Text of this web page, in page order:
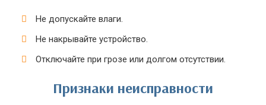
Не допускайте влаги.
Не накрывайте устройство.
Отключайте при грозе или долгом отсутствии.
Признаки неисправности